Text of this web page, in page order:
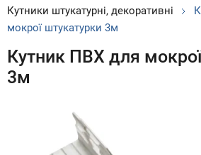
Кутники штукатурні, декоративні
мокрої штукатурки 3м
Кутник ПВХ для
3м